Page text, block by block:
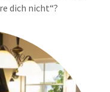
dich nicht“?